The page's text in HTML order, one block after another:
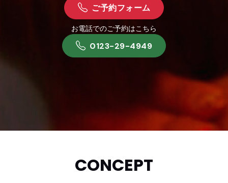
ご予約フォーム
お電話でのご予約はこちら
0123-29-4949
CONCEPT